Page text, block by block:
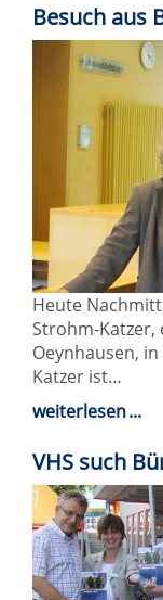
Besuch aus
Heute
Strohm-Katzer,
Oeynhausen,
Katzer ist…
weiterlesen
VHS such